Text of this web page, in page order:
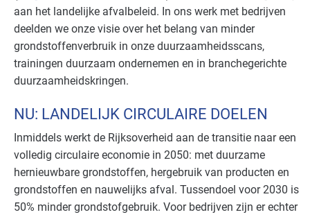
aan het landelijke afvalbeleid. In ons werk met bedrijven
deelden we onze visie over het belang van minder
grondstoffenverbruik in onze duurzaamheidsscans,
trainingen duurzaam ondernemen en in branchegerichte
duurzaamheidskringen.
NU: LANDELIJK CIRCULAIRE DOELEN
Inmiddels werkt de Rijksoverheid aan de transitie naar een
volledig circulaire economie in 2050: met duurzame
hernieuwbare grondstoffen, hergebruik van producten en
grondstoffen en nauwelijks afval. Tussendoel voor 2030 is
50% minder grondstofgebruik. Voor bedrijven zijn er echter